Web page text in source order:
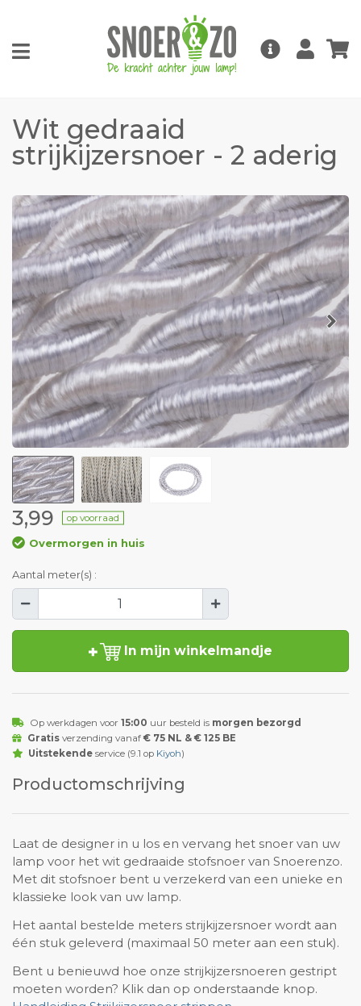
Wit gedraaid
strijkijzersnoer - 2 aderig
3,99 op voorraad
Overmorgen in huis
Aantal meter(s) :
In mijn winkelmandje
Op werkdagen voor 15:00 uur besteld is morgen bezorgd
Gratisverzending vanaf € 75 NL & € 125 BE
Uitstekendeservice (9.1 op Kiyoh)
Productomschrijving
Laat de designer in u los en vervang het snoer van uw
lamp voor het wit gedraaide stofsnoer van Snoerenzo.
Met dit stofsnoer bent u verzekerd van een unieke en
klassieke look van uw lamp.
Het aantal bestelde meters strijkijzersnoer wordt aan
één stuk geleverd (maximaal 50 meter aan een stuk).
Bent u benieuwd hoe onze strijkijzersnoeren gestript
moeten worden? Klik dan op onderstaande knop.